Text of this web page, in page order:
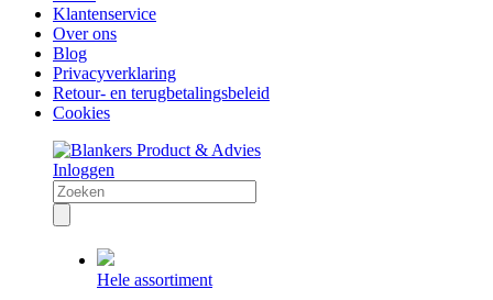
Klantenservice
Over ons
Blog
Privacyverklaring
Retour- en terugbetalingsbeleid
Cookies
Inloggen
Hele assortiment